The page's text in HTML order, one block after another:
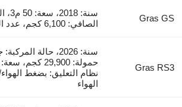
Gras GS
سنة:
الصافي: 6,100 كجم، عدد المحاور: 3
Gras RS3
سنة: 2026، حالة
نظام التعليق: بضغط
الهواء